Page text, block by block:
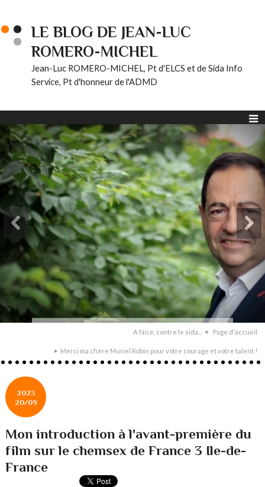
LE BLOG DE JEAN-LUC
ROMERO-MICHEL
Jean-Luc ROMERO-MICHEL, Pt d'ELCS et de Sida Info
Service, Pt d'honneur de l'ADMD
A Nice, contre le sida... Page d'accueil
Merci ma chère Muriel Robin pour votre courage et votre talent !
2023
20/09
Mon introduction à l'avant-première du
film sur le chemsex de France 3 Ile-de-
France